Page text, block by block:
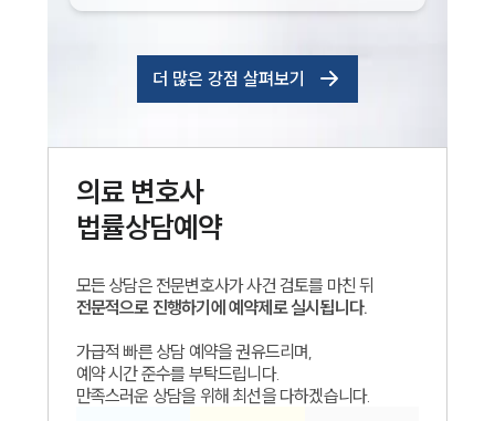
더 많은 강점 살펴보기
의료변호사
법률상담예약
모든 상담은 전문변호사가 사건 검토를 마친 뒤
전문적으로 진행하기에 예약제로 실시됩니다.
가급적 빠른 상담 예약을 권유드리며,
예약 시간 준수를 부탁드립니다.
만족스러운 상담을 위해 최선을 다하겠습니다.